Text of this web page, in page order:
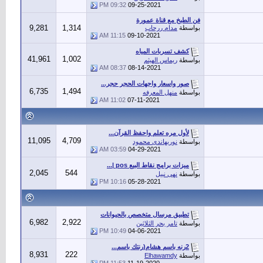
09-25-2021
09:32 PM
فن الطبخ مع قناة عمورة
بواسطة مدام ررحاب
09-10-2021
11:15 AM
1,314
9,281
كشف تسربات المياه
بواسطة ريماس الهيثم
08-14-2021
08:37 AM
1,002
41,961
صور واسعار واجهات الحجر حجر...
بواسطة منهل المعرفه
07-11-2021
11:02 AM
1,494
6,735
لأول مره تعلم واحفظ القرآن...
بواسطة نوريهاندى محمود
04-29-2021
03:59 AM
4,709
11,095
ميزات برامج نقاط البيع pos |...
بواسطة نهى نبيل
05-28-2021
10:16 PM
544
2,045
تطبيق مرسال متخصص بالحيوانات
بواسطة تامر بحر الثلاثين
04-06-2021
10:49 PM
2,922
6,982
2رنه باسم هشام(رنتك باسم...
بواسطة Elhawamdy
222
8,931